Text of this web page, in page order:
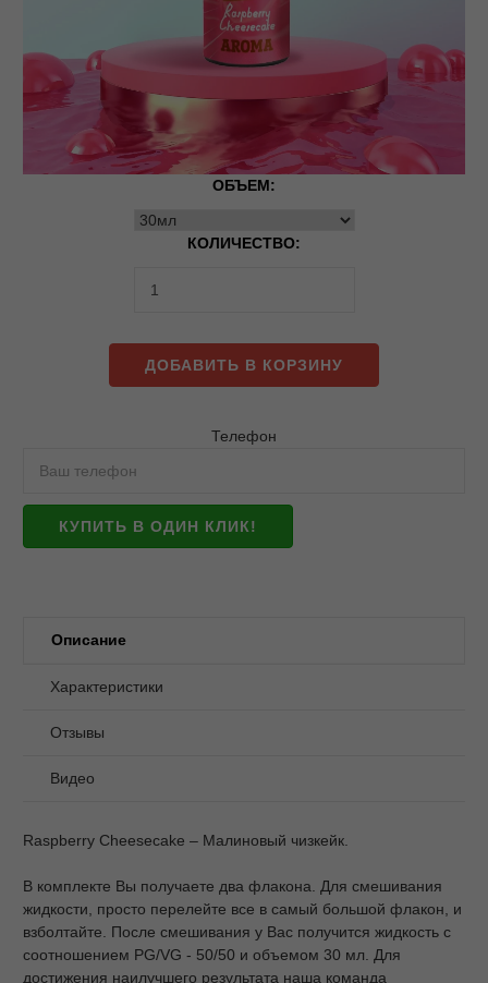
ОБЪЕМ:
КОЛИЧЕСТВО:
ДОБАВИТЬ В КОРЗИНУ
Телефон
КУПИТЬ В ОДИН КЛИК!
Описание
Характеристики
Отзывы
Видео
Raspberry Cheesecake – Малиновый чизкейк.
В комплекте Вы получаете два флакона. Для смешивания
жидкости, просто перелейте все в самый большой флакон, и
взболтайте. После смешивания у Вас получится жидкость с
соотношением PG/VG - 50/50 и объемом 30 мл. Для
достижения наилучшего результата наша команда